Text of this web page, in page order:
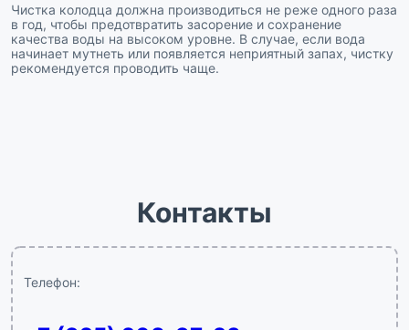
Чистка колодца должна производиться не реже одного раза
в год, чтобы предотвратить засорение и сохранение
качества воды на высоком уровне. В случае, если вода
начинает мутнеть или появляется неприятный запах, чистку
рекомендуется проводить чаще.
Контакты
Телефон: